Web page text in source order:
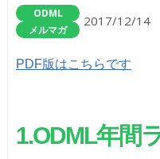
ODML
メルマガ
2017/12/14
PDF版はこちらです
1.ODML年間